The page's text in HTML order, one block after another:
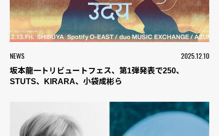
NEWS 2025.12.10
坂本龍一トリビュートフェス、第1弾発表で250、
STUTS、KIRARA、小袋成彬ら